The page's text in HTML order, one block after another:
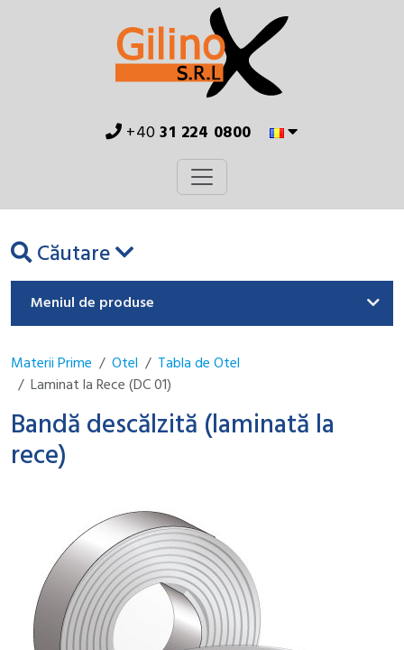
+4031 224 0800
Căutare
Meniul de produse
Materii Prime Otel
Tabla de Otel
Laminat la Rece (DC 01)
Bandă descălzită (laminată la
rece)